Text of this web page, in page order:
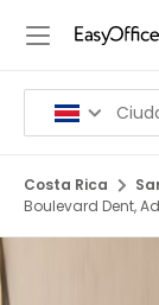
Costa Rica
Boulevard Dent,